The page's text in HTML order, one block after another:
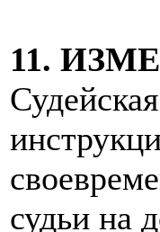
11.
судьи на